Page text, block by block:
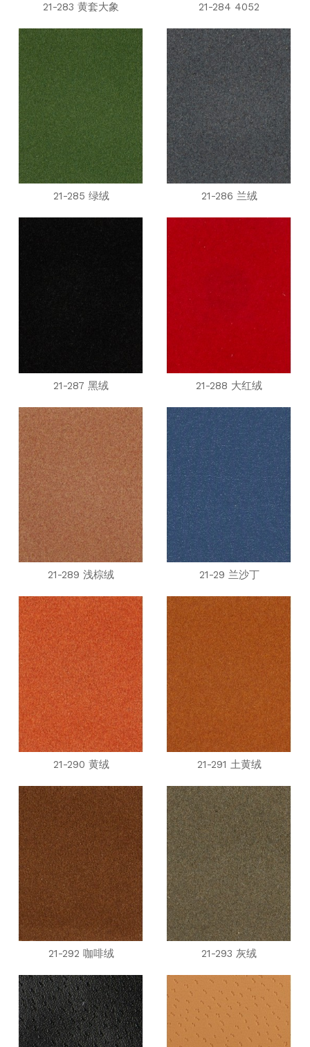
21-283 黄套大象 21-284 4052
21-285 绿绒 21-286 兰绒
21-287 黑绒 21-288 大红绒
21-289 浅棕绒 21-29 兰沙丁
21-290 黄绒 21-291 土黄绒
21-292 咖啡绒 21-293 灰绒